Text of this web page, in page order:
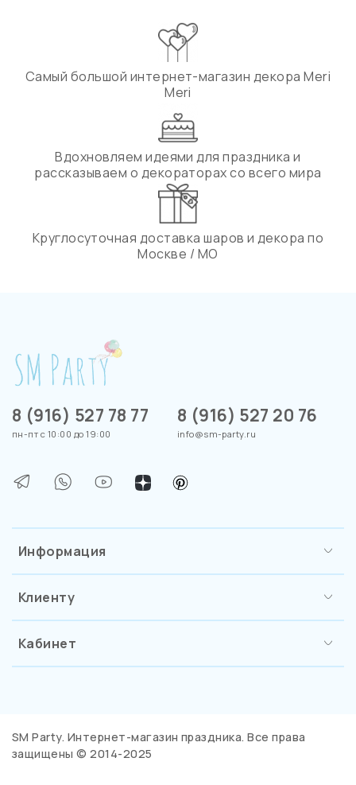
Самый большой интернет-магазин декора Meri
Meri
Вдохновляем идеями для праздника и
рассказываем о декораторах со всего мира
Круглосуточная доставка шаров и декора по
Москве / МО
Информация
Клиенту
Кабинет
8 (916) 527 78 77
пн-пт с 10:00 до 19:00
8 (916) 527 20 76
info@sm-party.ru
SM Party. Интернет-магазин праздника. Все права
защищены © 2014-2025